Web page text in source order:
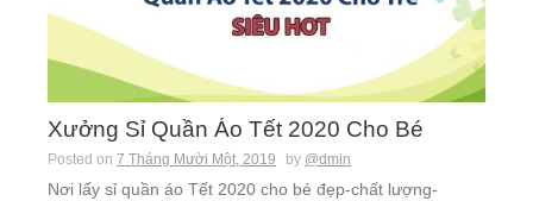
Xưởng Sỉ Quần Áo Tết 2020 Cho Bé
Posted on 7 Tháng Mười Một, 2019 by @dmin
Nơi lấy sỉ quần áo Tết 2020 cho bé đẹp-chất lượng-